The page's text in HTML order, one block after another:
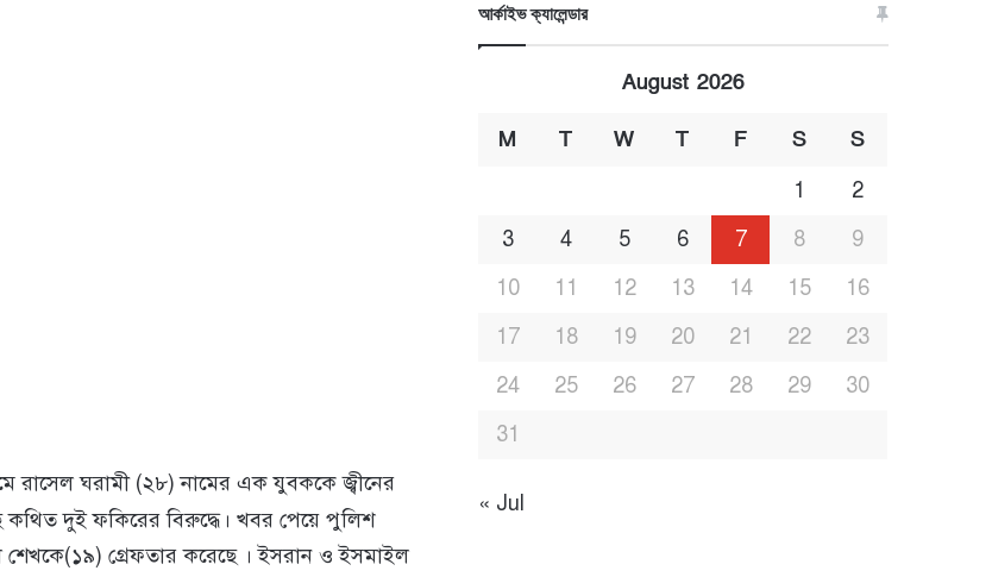
রাসেল ঘরামী (২৮) নামের এক যুবক‌কে জ্বীনের
দুই ফকিরের বিরুদ্ধে। খবর পেয়ে পুলিশ
গ্রেফতার করেছে । ইসরান ও ইসমাইল
আর্কাইভ ক্যালেন্ডার
August 2026
M T W T F S S
1
2
3
4 5 6 7 8
9
10
11 12 13 14 15
16
17
18 19 20 21 22
23
24
25 26 27 28 29
30
31
« Jul